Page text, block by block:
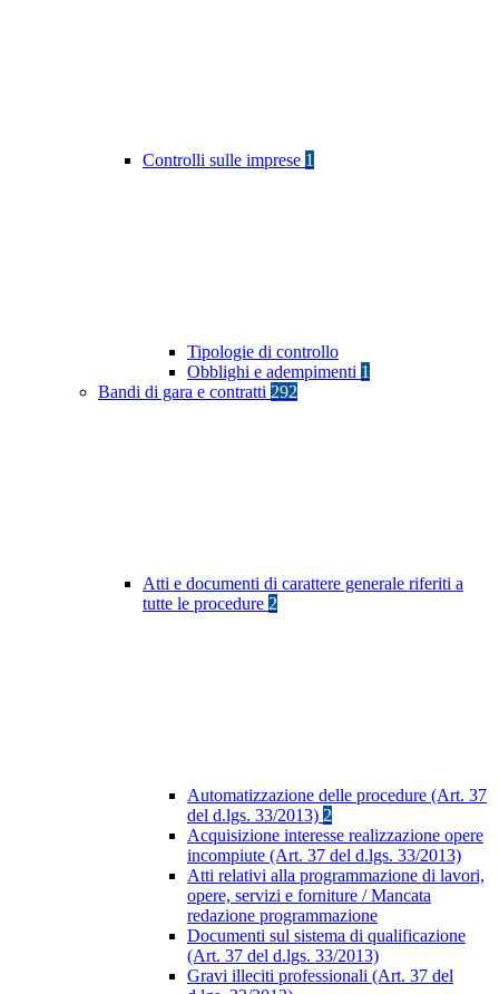
Controlli sulle imprese 1
Tipologie di controllo
Obblighi e adempimenti 1
Bandi di gara e contratti 292
Atti e documenti di carattere generale riferiti a
tutte le procedure 2
Automatizzazione delle procedure (Art. 37
del d.lgs. 33/2013) 2
Acquisizione interesse realizzazione opere
incompiute (Art. 37 del d.lgs. 33/2013)
Atti relativi alla programmazione di lavori,
opere, servizi e forniture / Mancata
redazione programmazione
Documenti sul sistema di qualificazione
(Art. 37 del d.lgs. 33/2013)
Gravi illeciti professionali (Art. 37 del